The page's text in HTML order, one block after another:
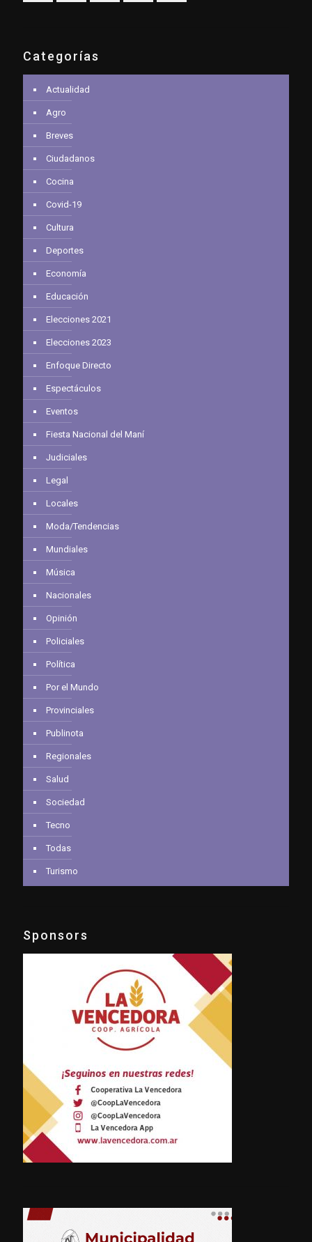
Categorías
Actualidad
Agro
Breves
Ciudadanos
Cocina
Covid-19
Cultura
Deportes
Economía
Educación
Elecciones 2021
Elecciones 2023
Enfoque Directo
Espectáculos
Eventos
Fiesta Nacional del Maní
Judiciales
Legal
Locales
Moda/Tendencias
Mundiales
Música
Nacionales
Opinión
Policiales
Política
Por el Mundo
Provinciales
Publinota
Regionales
Salud
Sociedad
Tecno
Todas
Turismo
Sponsors